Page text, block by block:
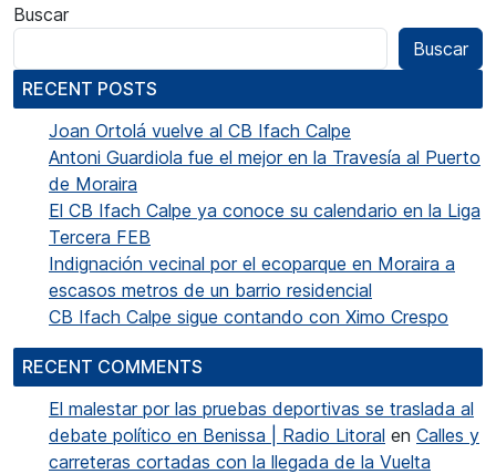
Buscar
Buscar
RECENT POSTS
Joan Ortolá vuelve al CB Ifach Calpe
Antoni Guardiola fue el mejor en la Travesía al Puerto
de Moraira
El CB Ifach Calpe ya conoce su calendario en la Liga
Tercera FEB
Indignación vecinal por el ecoparque en Moraira a
escasos metros de un barrio residencial
CB Ifach Calpe sigue contando con Ximo Crespo
RECENT COMMENTS
El malestar por las pruebas deportivas se traslada al
debate político en Benissa | Radio Litoral en Calles y
carreteras cortadas con la llegada de la Vuelta